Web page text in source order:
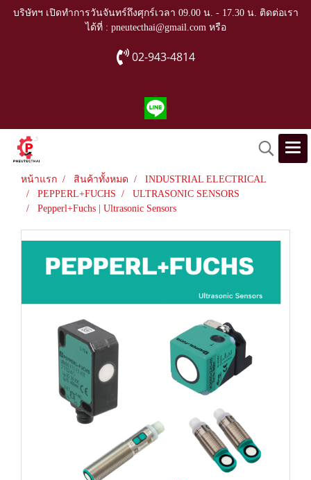
บริษัทฯ เปิดทำการวันจันทร์ถึงศุกร์เวลา 09.00 น. - 17.30 น. ติดต่อเรา
ได้ที่ : pneutecthai@gmail.com หรือ
02-943-4814
หน้าแรก สินค้าทั้งหมด
INDUSTRIAL ELECTRICAL
PEPPERL+FUCHS
ULTRASONIC SENSORS
Pepperl+Fuchs | Ultrasonic Sensors